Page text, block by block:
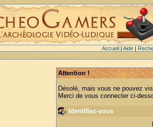
Accueil| Aide|
Attention !
Désolé, mais vous ne pouvez
Merci de vous connecter ci-
Identifiez-vous